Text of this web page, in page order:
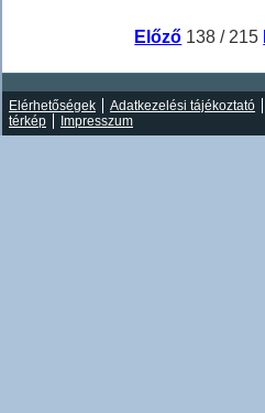
Előző 138 / 215
Elérhetőségek Adatkezelési tájékoztató
térkép
Impresszum